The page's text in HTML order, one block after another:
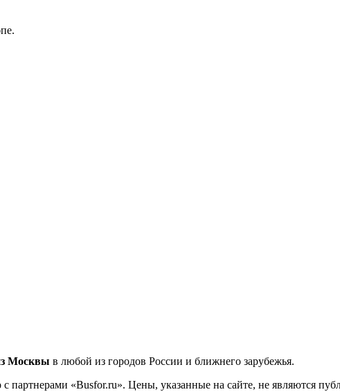
Москвы в любой из городов России и ближнего зарубежья.
партнерами «Busfor.ru». Цены, указанные на сайте, не являются